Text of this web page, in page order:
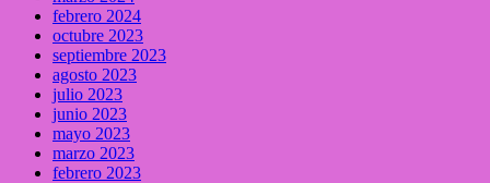
febrero 2024
octubre 2023
septiembre 2023
agosto 2023
julio 2023
junio 2023
mayo 2023
marzo 2023
febrero 2023